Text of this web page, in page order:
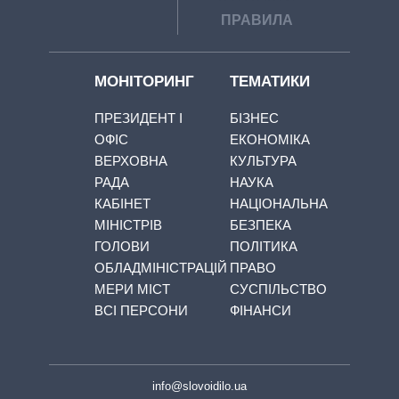
ПРАВИЛА
МОНІТОРИНГ
ПРЕЗИДЕНТ І
ОФІС
ВЕРХОВНА
РАДА
КАБІНЕТ
МІНІСТРІВ
ГОЛОВИ
ОБЛАДМІНІСТРАЦІЙ
МЕРИ МІСТ
ВСІ ПЕРСОНИ
ТЕМАТИКИ
БІЗНЕС
ЕКОНОМІКА
КУЛЬТУРА
НАУКА
НАЦІОНАЛЬНА
БЕЗПЕКА
ПОЛІТИКА
ПРАВО
СУСПІЛЬСТВО
ФІНАНСИ
info@slovoidilo.ua